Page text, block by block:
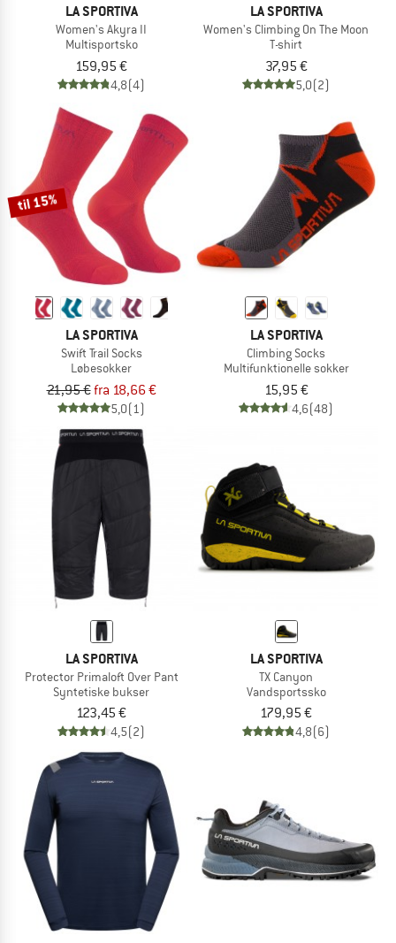
LA SPORTIVA
Women's Akyra II
Multisportsko
159,95 €
4,8(4)
LA SPORTIVA
Women's Climbing On The Moon
T-shirt
37,95 €
5,0(2)
til 15%
LA SPORTIVA
Swift Trail Socks
Løbesokker
21,95 €fra 18,66 €
5,0(1)
LA SPORTIVA
Climbing Socks
Multifunktionelle sokker
15,95 €
4,6(48)
LA SPORTIVA
Protector Primaloft Over Pant
Syntetiske bukser
123,45 €
4,5(2)
LA SPORTIVA
TX Canyon
Vandsportssko
179,95 €
4,8(6)